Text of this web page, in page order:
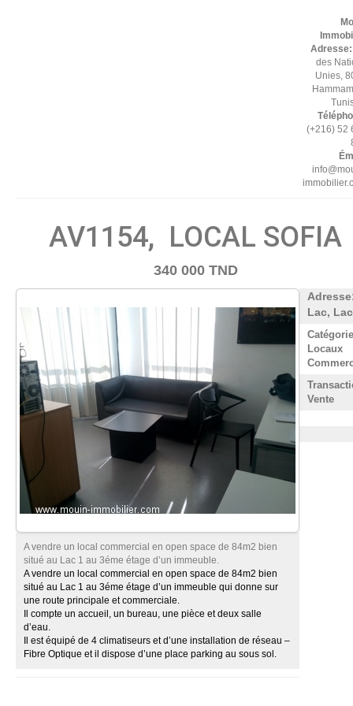
des
Unies,
(+216) 52
AV1154, LOCAL SOFIA
340 000 TND
A vendre un local commercial en open space de 84m2 bien
situé au Lac 1 au 3éme étage d’un immeuble.
A vendre un local commercial en open space de 84m2 bien
situé au Lac 1 au 3éme étage d’un immeuble qui donne sur
une route principale et commerciale.
Il compte un accueil, un bureau, une pièce et deux salle
d’eau.
Il est équipé de 4 climatiseurs et d’une installation de réseau –
Fibre Optique et il dispose d’une place parking au sous sol.
Lac,
Locaux
Vente